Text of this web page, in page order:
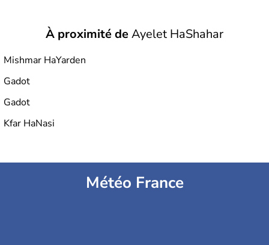
À proximité deAyelet HaShahar
Mishmar HaYarden
Gadot
Gadot
Kfar HaNasi
Météo France